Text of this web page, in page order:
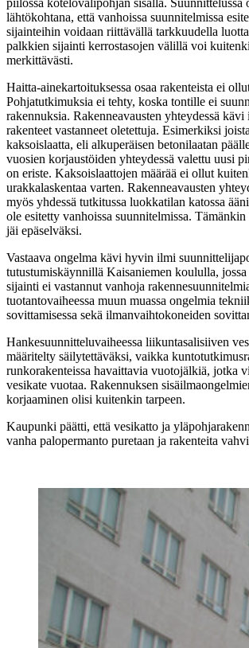
piilossa kotelovälipohjan sisällä. Suunnittelussa
lähtökohtana, että vanhoissa suunnitelmissa
sijainteihin voidaan riittävällä tarkkuudella
palkkien sijainti kerrostasojen välillä voi
merkittävästi.
Haitta-ainekartoituksessa osaa rakenteista ei
Pohjatutkimuksia ei tehty, koska tontille ei
rakennuksia. Rakenneavausten yhteydessä
rakenteet vastanneet oletettuja. Esimerkiksi
kaksoislaatta, eli alkuperäisen betonilaatan
vuosien korjaustöiden yhteydessä valettu uusi
on eriste. Kaksoislaattojen määrää ei ollut
urakkalaskentaa varten. Rakenneavausten
myös yhdessä tutkitussa luokkatilan katossa
ole esitetty vanhoissa suunnitelmissa. Tämänkin
jäi epäselväksi.
Vastaava ongelma kävi hyvin ilmi
tutustumiskäynnillä Kaisaniemen koululla,
sijainti ei vastannut vanhoja
tuotantovaiheessa muun muassa ongelmia
sovittamisessa sekä ilmanvaihtokoneiden
Hankesuunnitteluvaiheessa liikuntasalisiiven
määritelty säilytettäväksi, vaikka
runkorakenteissa havaittavia vuotojälkiä, jotka
vesikate vuotaa. Rakennuksen
korjaaminen olisi kuitenkin tarpeen.
Kaupunki päätti, että vesikatto ja
vanha palopermanto puretaan ja rakenteita